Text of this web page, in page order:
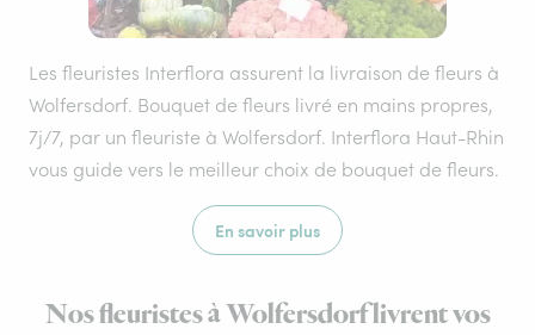
Les fleuristes Interflora assurent la livraison de fleurs à
Wolfersdorf. Bouquet de fleurs livré en mains propres,
7j/7, par un fleuriste à Wolfersdorf. Interflora Haut-Rhin
vous guide vers le meilleur choix de bouquet de fleurs.
En savoir plus
Nos fleuristes à Wolfersdorf livrent vos